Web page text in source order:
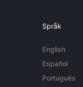
Språk
English
Español
Português